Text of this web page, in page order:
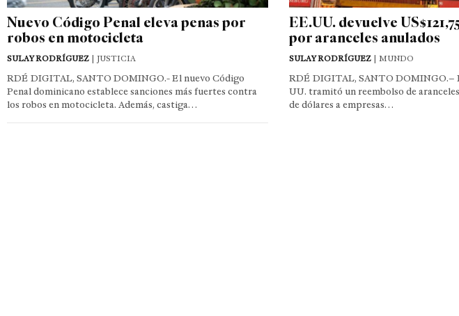
Nuevo Código Penal eleva penas por
robos en motocicleta
SULAY RODRÍGUEZ | JUSTICIA
RDÉ DIGITAL, SANTO DOMINGO.- El nuevo Código
Penal dominicano establece sanciones más fuertes contra
los robos en motocicleta. Además, castiga…
EE.UU. devuelve
por aranceles anulados
SULAY RODRÍGUEZ| MUNDO
RDÉ DIGITAL, SANTO DOMINGO.–
UU. tramitó un reembolso de
de dólares a empresas…